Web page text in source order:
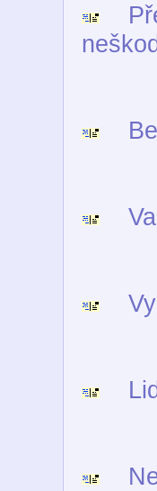
Važ
Lidé